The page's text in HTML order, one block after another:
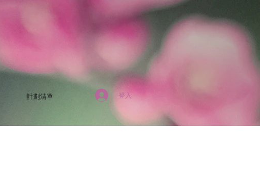
計劃清單 登入